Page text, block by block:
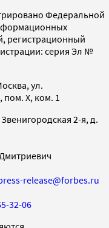
Федеральной
регистрационный
серия Эл №
ул.
пом. X, ком. 1
2-я, д.
release@forbes.ru
32-06